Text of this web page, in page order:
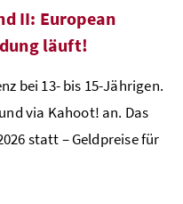
II: European
läuft!
bei 13- bis 15-Jährigen.
via Kahoot! an. Das
statt – Geldpreise für